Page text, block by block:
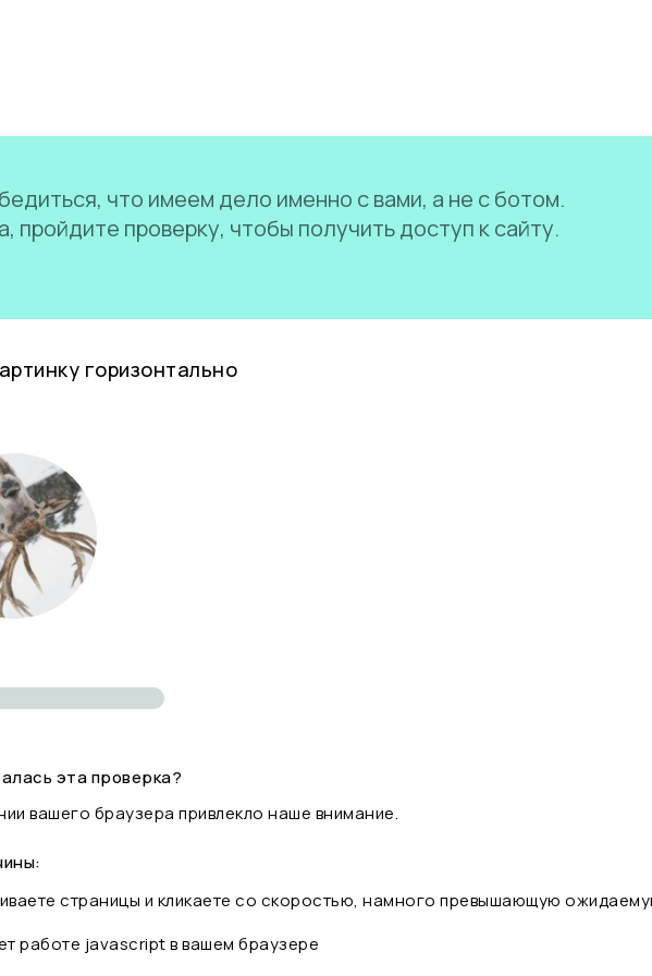
что имеем дело именно с вами, а не с ботом.
пройдите проверку, чтобы получить доступ к сайту.
горизонтально
эта проверка?
вашего браузера привлекло наше внимание.
страницы и кликаете со скоростью, намного превышающую
работе javascript в вашем браузере